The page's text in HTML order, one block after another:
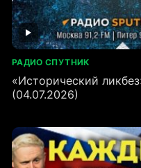
РАДИО СПУТНИК
«Исторический
(04.07.2026)